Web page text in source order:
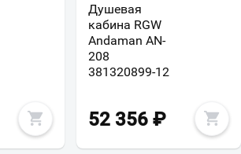
Душевая
кабина RGW
Andaman AN-
208
381320899-12
52 356 ₽